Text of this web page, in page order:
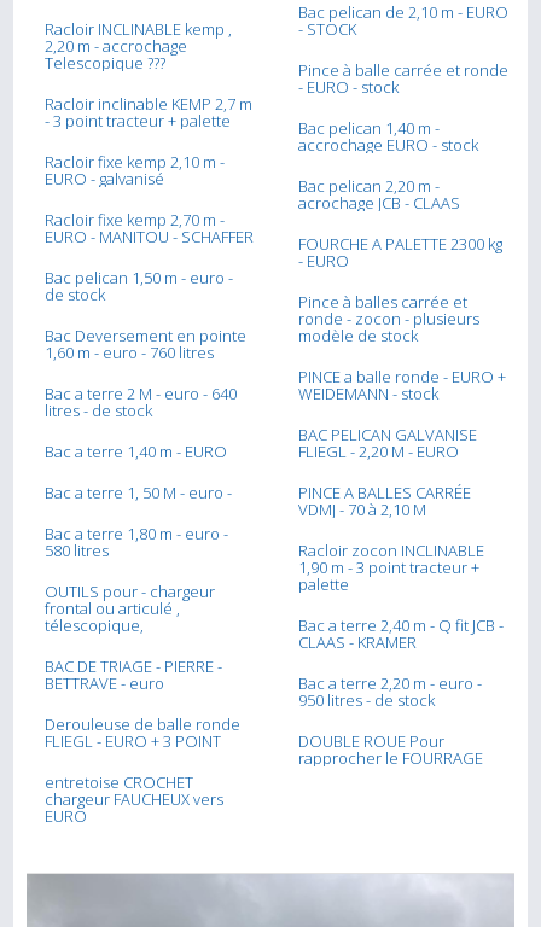
Racloir INCLINABLE kemp ,
2,20 m - accrochage
Telescopique ???
Racloir inclinable KEMP 2,7 m
- 3 point tracteur + palette
Racloir fixe kemp 2,10 m -
EURO - galvanisé
Racloir fixe kemp 2,70 m -
EURO - MANITOU - SCHAFFER
Bac pelican 1,50 m - euro -
de stock
Bac Deversement en pointe
1,60 m - euro - 760 litres
Bac a terre 2 M - euro - 640
litres - de stock
Bac a terre 1,40 m - EURO
Bac a terre 1, 50 M - euro -
Bac a terre 1,80 m - euro -
580 litres
OUTILS pour - chargeur
frontal ou articulé ,
télescopique,
BAC DE TRIAGE - PIERRE -
BETTRAVE - euro
Derouleuse de balle ronde
FLIEGL - EURO + 3 POINT
entretoise CROCHET
chargeur FAUCHEUX vers
EURO
Bac pelican de 2,10 m - EURO
- STOCK
Pince à balle carrée et ronde
- EURO - stock
Bac pelican 1,40 m -
accrochage EURO - stock
Bac pelican 2,20 m -
acrochage JCB - CLAAS
FOURCHE A PALETTE 2300 kg
- EURO
Pince à balles carrée et
ronde - zocon - plusieurs
modèle de stock
PINCE a balle ronde - EURO +
WEIDEMANN - stock
BAC PELICAN GALVANISE
FLIEGL - 2,20 M - EURO
PINCE A BALLES CARRÉE
VDMJ - 70 à 2,10 M
Racloir zocon INCLINABLE
1,90 m - 3 point tracteur +
palette
Bac a terre 2,40 m - Q fit JCB -
CLAAS - KRAMER
Bac a terre 2,20 m - euro -
950 litres - de stock
DOUBLE ROUE Pour
rapprocher le FOURRAGE